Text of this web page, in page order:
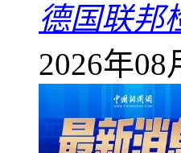
德国联邦
2026年08